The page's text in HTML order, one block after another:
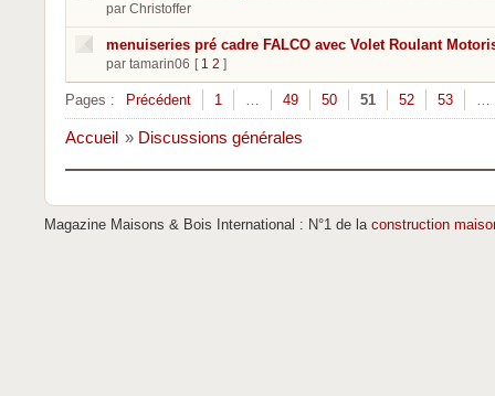
par Christoffer
menuiseries pré cadre FALCO avec Volet Roulant
par tamarin06 [ 1 2 ]
Pages : Précédent 1 … 49 50 51 52 53 …
Accueil » Discussions générales
Magazine Maisons & Bois International : N°1 de la construction